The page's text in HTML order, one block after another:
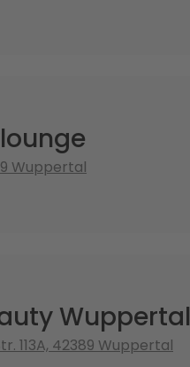
Wuppertal
Wuppertal
113A, 42389 Wuppertal